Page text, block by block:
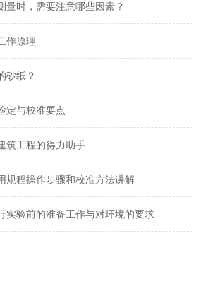
量时，需要注意哪些因素？
作原理
砂纸？
定与校准要点
筑工程的得力助手
规程操作步骤和校准方法讲解
实验前的准备工作与对环境的要求